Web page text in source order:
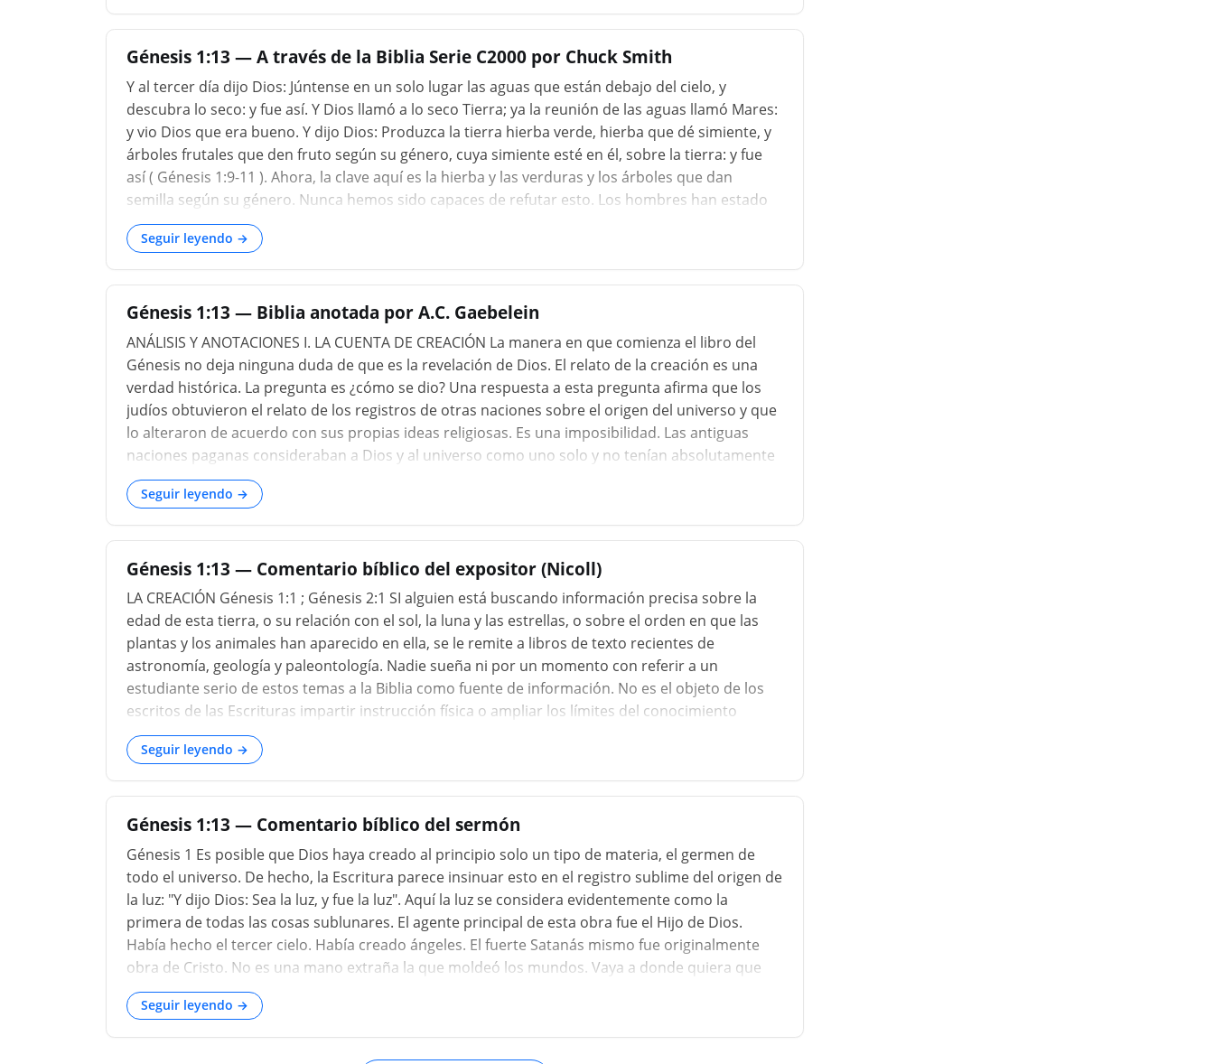
uno: no hay ninguno que entienda, n
Génesis 1:13 — A través de la Biblia Serie C2000 por Chuck Smith
Y al tercer día dijo Dios: Júntense en un solo lugar las aguas que están debajo del cielo, y
descubra lo seco: y fue así. Y Dios llamó a lo seco Tierra; ya la reunión de las aguas llamó Mares:
y vio Dios que era bueno. Y dijo Dios: Produzca la tierra hierba verde, hierba que dé simiente, y
árboles frutales que den fruto según su género, cuya simiente esté en él, sobre la tierra: y fue
así ( Génesis 1:9-11 ). Ahora, la clave aquí es la hierba y las verduras y los árboles que dan
semilla según su género. Nunca hemos sido capaces de refutar esto. Los hombres han estado
plantando granos de trigo durante milenios y él todavía tiene que plantar un grano de trigo y
hacer crecer un tallo de maíz. Son "semillas que producen hierba según su especie", cada una
tiene su propio pequeño código dentro que se reproduce según su especie; muy fascinante de
hecho. Además, aquí comenzamo
Seguir leyendo →
Génesis 1:13 — Biblia anotada por A.C. Gaebelein
ANÁLISIS Y ANOTACIONES I. LA CUENTA DE CREACIÓN La manera en que comienza el libro del
Génesis no deja ninguna duda de que es la revelación de Dios. El relato de la creación es una
verdad histórica. La pregunta es ¿cómo se dio? Una respuesta a esta pregunta afirma que los
judíos obtuvieron el relato de los registros de otras naciones sobre el origen del universo y que
lo alteraron de acuerdo con sus propias ideas religiosas. Es una imposibilidad. Las antiguas
naciones paganas consideraban a Dios y al universo como uno solo y no tenían absolutamente
ningún conocimiento de la existencia de Dios independiente del universo, ni sabían nada de la
creación del mundo. Aquí hay algo completamente diferente de todas las teorías, mitologías y
otros inventos de la raza humana. Entonces, ¿cómo se le dio? Por revelación de Dios es la única
respuesta. Ningún ser humano sabía nada sobre el origen de...
Seguir leyendo →
Génesis 1:13 — Comentario bíblico del expositor (Nicoll)
LA CREACIÓN Génesis 1:1 ; Génesis 2:1 SI alguien está buscando información precisa sobre la
edad de esta tierra, o su relación con el sol, la luna y las estrellas, o sobre el orden en que las
plantas y los animales han aparecido en ella, se le remite a libros de texto recientes de
astronomía, geología y paleontología. Nadie sueña ni por un momento con referir a un
estudiante serio de estos temas a la Biblia como fuente de información. No es el objeto de los
escritos de las Escrituras impartir instrucción física o ampliar los límites del conocimiento
científico. Pero si alguien desea saber qué conexión tiene el mundo con Dios, si busca rastrear
todo lo que ahora es hasta la fuente misma de la vida, si desea descubrir algún principio
unificador, algún propósito esclarecedor en la h
Seguir leyendo →
Génesis 1:13 — Comentario bíblico del sermón
Génesis 1 Es posible que Dios haya creado al principio solo un tipo de materia, el germen de
todo el universo. De hecho, la Escritura parece insinuar esto en el registro sublime del origen de
la luz: "Y dijo Dios: Sea la luz, y fue la luz". Aquí la luz se considera evidentemente como la
primera de todas las cosas sublunares. El agente principal de esta obra fue el Hijo de Dios.
Había hecho el tercer cielo. Había creado ángeles. El fuerte Satanás mismo fue originalmente
obra de Cristo. No es una mano extraña la que moldeó los mundos. Vaya a donde quiera que
pueda, la mano de Cristo ha estado delante de usted, y Aquel que hizo todos estos extraños
soles y todos estos poderosos sistemas, es la misma Víctima que sufrió, desangró y murió en el
Calvario. I. La creación fue un proceso gradual, un proceso que probablemente se extendió a lo
largo de millones de edades; no meramente un proceso,
Seguir leyendo →